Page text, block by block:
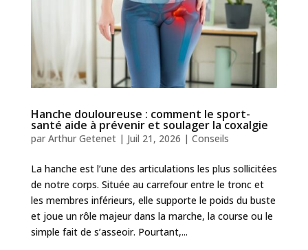
Hanche douloureuse : comment le sport-
santé aide à prévenir et soulager la coxalgie
par Arthur Getenet| Juil 21, 2026 | Conseils
La hanche est l’une des articulations les plus sollicitées
de notre corps. Située au carrefour entre le tronc et
les membres inférieurs, elle supporte le poids du buste
et joue un rôle majeur dans la marche, la course ou le
simple fait de s’asseoir. Pourtant,...